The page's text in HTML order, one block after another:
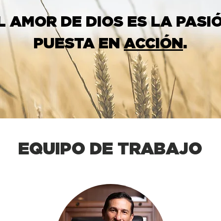
AMOR DE DIOS ES LA
PUESTA ENACCIÓN .
EQUIPO DE TRABAJO